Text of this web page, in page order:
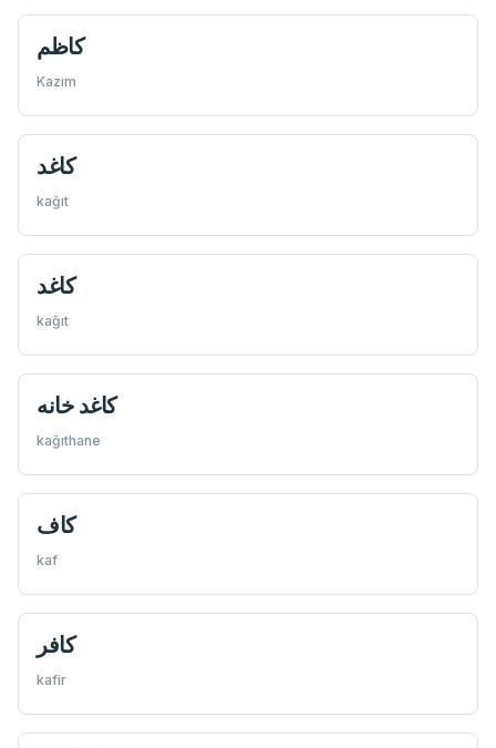
كاظم
Kazım
كاغد
kağıt
كاغد
kağıt
كاغد خانه
kağıthane
كاف
kaf
كافر
kafir